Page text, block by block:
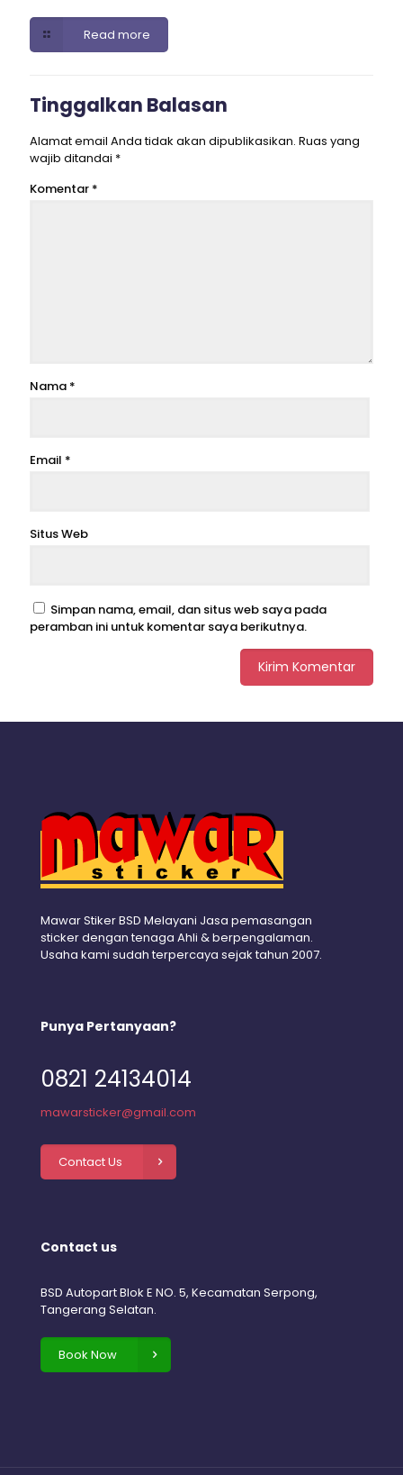
Read more
Tinggalkan Balasan
Alamat email Anda tidak akan dipublikasikan. Ruas yang
wajib ditandai *
Komentar *
Nama *
Email *
Situs Web
Simpan nama, email, dan situs web saya pada
peramban ini untuk komentar saya berikutnya.
Mawar Stiker BSD Melayani Jasa pemasangan
sticker dengan tenaga Ahli & berpengalaman.
Usaha kami sudah terpercaya sejak tahun 2007.
Punya Pertanyaan?
0821 24134014
mawarsticker@gmail.com
Contact Us
Contact us
BSD Autopart Blok E NO. 5, Kecamatan Serpong,
Tangerang Selatan.
Book Now